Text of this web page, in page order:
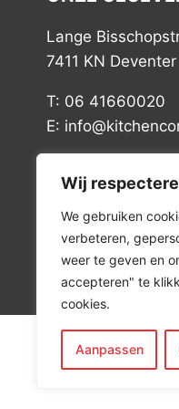
Wij
We gebruiken
verbeteren,
weer te geven en
accepteren" te
cookies.
Aanpassen
Lange
7411 KN Deventer
T: 06 41660020
E:
BTW: